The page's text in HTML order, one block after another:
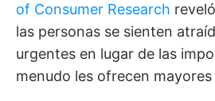
of Consumer Research
las personas se sienten
urgentes en lugar de las
menudo les ofrecen